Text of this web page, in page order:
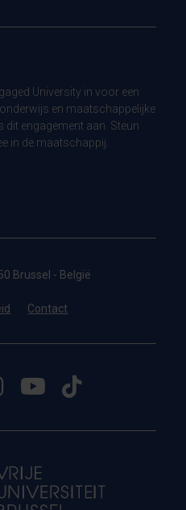
University in voor een
en maatschappelijke
engagement aan. Steun
in de maatschappij.
Brussel - België
Contact